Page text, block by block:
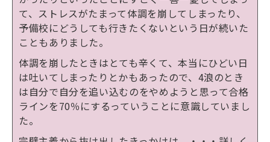
て、ストレスがたまって体調を崩してしまったり、
予備校にどうしても行きたくないという日が続いた
こともありました。
体調を崩したときはとても辛くて、本当にひどい日
は吐いてしまったりとかもあったので、 4浪のとき
は自分で自分を追い込むのをやめようと思って合格
ラインを70％にするっていうことに意識していまし
た。